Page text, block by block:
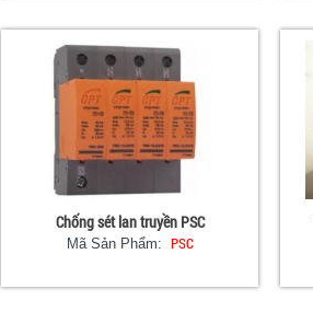
Chống sét lan truyền PSC
Mã Sản Phẩm: PSC